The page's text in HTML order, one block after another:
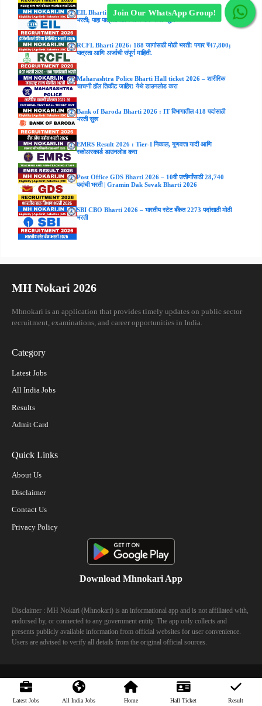
EIL Bharti 2026: इंजिनीअर्स इंडिया लिमिटेडमध्ये 41 पदांसाठी
भरती; पाहा पात्रता आणि अर्ज करण्याची पद्धत
RCFL Bharti 2026: 188 जागांसाठी मोठी भरती! पगार ₹47,800;
पात्रता आणि अर्जाची संपूर्ण माहिती.
Maharashtra Police Bharti Hall ticket 2026 – शारीरिक
चाचणी हॉल तिकीट जाहिर! येथे डाउनलोड करा
Bank of Baroda Bharti 2026 : IT विभागातील 418 पदांसाठी
भरती सुरू
EMRS Result 2026 : Tier-I निकाल, गुणवत्ता यादी आणि
स्कोअरकार्ड डाउनलोड करा
Post Office GDS Bharti 2026 – 10वी उत्तीर्णांसाठी 28,740
पदांची भरती | Gramin Dak Sevak Bharti 2026
SBI CBO Bharti 2026 – भारतीय स्टेट बँकेत 2273 पदांसाठी मोठी
भरती
MH Nokari 2026
Mhnokari is an application that provides timely updates on public sector
recruitment, examinations, and career opportunities in India.
Category
Latest Jobs
All India Jobs
Results
Admit Card
Quick Links
About Us
Disclaimer
Contact Us
Privacy Policy
Download Mhnokari App
Disclaimer : MH Nokari (Mhnokari) is an informational app and is not affiliated with,
endorsed by, or connected to any government entity. The app only collects and
presents publicly available information from official websites for user convenience.
Users are advised to verify all details from the original official sources.
© 2023 Mhhokari - All Right Reserved
Latest Jobs All India Jobs Home Hall Ticket Result
Join Our WhatsApp Group!